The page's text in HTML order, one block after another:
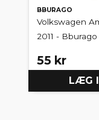
BBURAGO
Volkswagen
2011 - Bburago
55 kr
LÆG I